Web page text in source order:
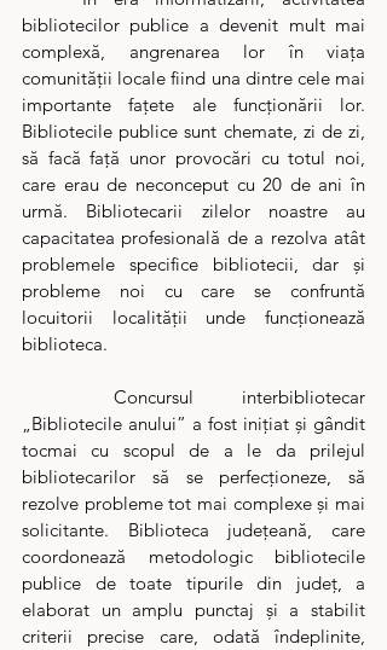
bibliotecilor publice a devenit mult mai
complexă, angrenarea lor în viața
comunității locale fiind una dintre cele mai
importante fațete ale funcționării lor.
Bibliotecile publice sunt chemate, zi de zi,
să facă față unor provocări cu totul noi,
care erau de neconceput cu 20 de ani în
urmă. Bibliotecarii zilelor noastre au
capacitatea profesională de a rezolva atât
problemele specifice bibliotecii, dar și
probleme noi cu care se confruntă
locuitorii localității unde funcționează
biblioteca.
„Bibliotecile anului” a fost inițiat și gândit
tocmai cu scopul de a le da prilejul
bibliotecarilor să se perfecționeze, să
rezolve probleme tot mai complexe și mai
solicitante. Biblioteca județeană, care
coordonează metodologic bibliotecile
publice de toate tipurile din județ, a
elaborat un amplu punctaj și a stabilit
criterii precise care, odată îndeplinite,